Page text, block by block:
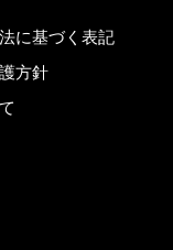
に基づく表記
方針